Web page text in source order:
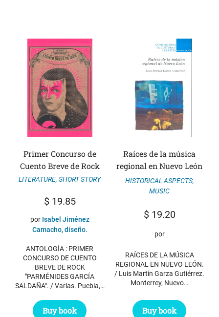
Primer Concurso de
Cuento Breve de Rock
LITERATURE, SHORT STORY
$19.85
por Isabel Jiménez
Camacho, diseño.
ANTOLOGÍA : PRIMER
CONCURSO DE CUENTO
BREVE DE ROCK
"PARMÉNIDES GARCÍA
SALDAÑA". / Varias. Puebla,…
Buy book
Raíces de la música
regional en Nuevo León
HISTORICAL ASPECTS,
MUSIC
$19.20
por
RAÍCES DE LA MÚSICA
REGIONAL EN NUEVO LEÓN.
/ Luis Martín Garza Gutiérrez.
Monterrey, Nuevo…
Buy book